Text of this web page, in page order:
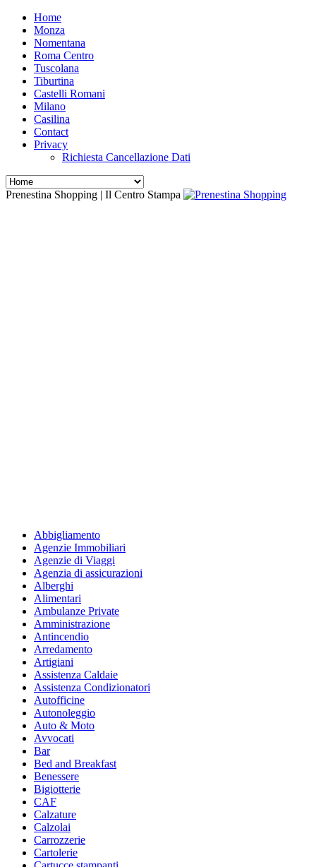
Home
Monza
Nomentana
Roma Centro
Tuscolana
Tiburtina
Castelli Romani
Milano
Casilina
Contact
Privacy
Richiesta Cancellazione Dati
Prenestina Shopping | Il Centro Stampa
Abbigliamento
Agenzie Immobiliari
Agenzie di Viaggi
Agenzia di assicurazioni
Alberghi
Alimentari
Ambulanze Private
Amministrazione
Antincendio
Arredamento
Artigiani
Assistenza Caldaie
Assistenza Condizionatori
Autofficine
Autonoleggio
Auto & Moto
Avvocati
Bar
Bed and Breakfast
Benessere
Bigiotterie
CAF
Calzature
Calzolai
Carrozzerie
Cartolerie